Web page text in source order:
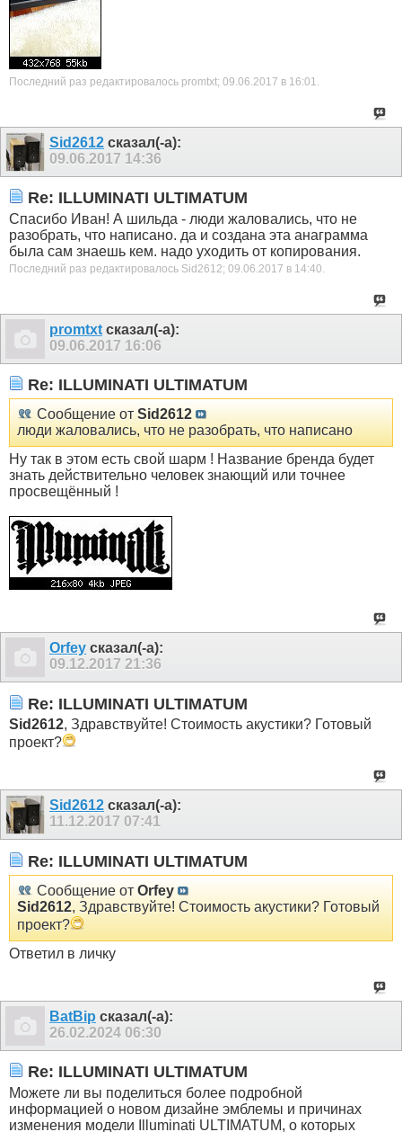
Последний раз редактировалось promtxt; 09.06.2017 в 16:01.
Sid2612 сказал(-а):
09.06.2017 14:36
Re: ILLUMINATI ULTIMATUM
Спасибо Иван! А шильда - люди жаловались, что не
разобрать, что написано. да и создана эта анаграмма
была сам знаешь кем. надо уходить от копирования.
Последний раз редактировалось Sid2612; 09.06.2017 в 14:40.
promtxt сказал(-а):
09.06.2017 16:06
Re: ILLUMINATI ULTIMATUM
Сообщение от Sid2612
люди жаловались, что не разобрать, что написано
Ну так в этом есть свой шарм ! Название бренда будет
знать действительно человек знающий или точнее
просвещённый !
Orfey сказал(-а):
09.12.2017 21:36
Re: ILLUMINATI ULTIMATUM
Sid2612, Здравствуйте! Стоимость акустики? Готовый
проект?
Sid2612 сказал(-а):
11.12.2017 07:41
Re: ILLUMINATI ULTIMATUM
Сообщение от Orfey
Sid2612, Здравствуйте! Стоимость акустики? Готовый
проект?
Ответил в личку
BatBip сказал(-а):
26.02.2024 06:30
Re: ILLUMINATI ULTIMATUM
Можете ли вы поделиться более подробной
информацией о новом дизайне эмблемы и причинах
изменения модели Illuminati ULTIMATUM, о которых